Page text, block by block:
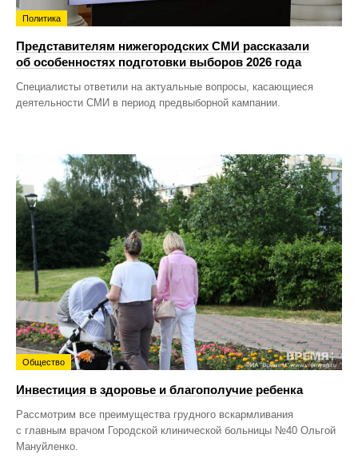
Политика
Представителям нижегородских СМИ рассказали
об особенностях подготовки выборов 2026 года
Специалисты ответили на актуальные вопросы, касающиеся
деятельности СМИ в период предвыборной кампании.
Общество
Инвестиция в здоровье и благополучие ребенка
Рассмотрим все преимущества грудного вскармливания
с главным врачом Городской клинической больницы №40 Ольгой
Мануйленко.